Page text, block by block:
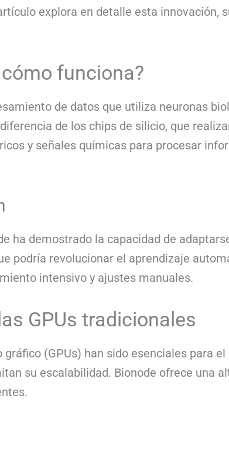
explora en detalle esta innovación,
funciona?
de datos que utiliza neuronas
de los chips de silicio, que
y señales químicas para procesar
ha demostrado la capacidad de
podría revolucionar el aprendizaje
intensivo y ajustes manuales.
GPUs tradicionales
(GPUs) han sido esenciales para
su escalabilidad. Bionode ofrece una